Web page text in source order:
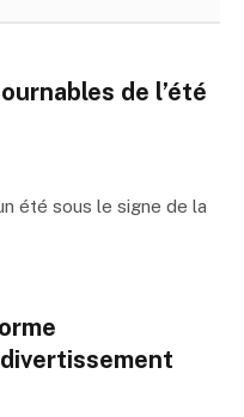
de l’été
été sous le signe de la